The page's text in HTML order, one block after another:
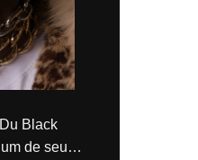
de seus